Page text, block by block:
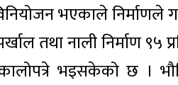
भएकाले
तथा नाली निर्माण ९५
भइसकेको छ । भौतिक